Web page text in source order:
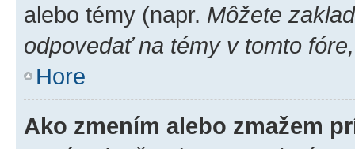
alebo témy (napr. Môžete
odpovedať na témy v tomto
Hore
Ako zmením alebo zmažem